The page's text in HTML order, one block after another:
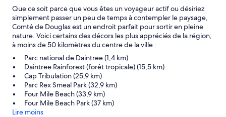
Que ce soit parce que vous êtes un voyageur actif ou désiriez
simplement passer un peu de temps à contempler le paysage,
Comté de Douglas est un endroit parfait pour sortir en pleine
nature. Voici certains des décors les plus appréciés de la région,
à moins de 50 kilomètres du centre de la ville :
Parc national de Daintree (1,4 km)
Daintree Rainforest (forêt tropicale) (15,5 km)
Cap Tribulation (25,9 km)
Parc Rex Smeal Park (32,9 km)
Four Mile Beach (33,9 km)
Four Mile Beach Park (37 km)
Lire moins